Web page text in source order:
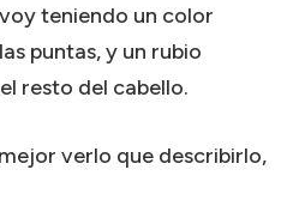
teniendo un color
puntas, y un rubio
resto del cabello.
verlo que describirlo,